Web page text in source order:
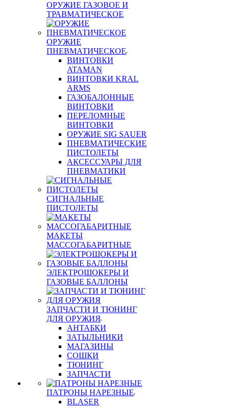
ОРУЖИЕ ГАЗОВОЕ И
ТРАВМАТИЧЕСКОЕ
ОРУЖИЕ
ПНЕВМАТИЧЕСКОЕ
ВИНТОВКИ
ATAMAN
ВИНТОВКИ KRAL
ARMS
ГАЗОБАЛОННЫЕ
ВИНТОВКИ
ПЕРЕЛОМНЫЕ
ВИНТОВКИ
ОРУЖИЕ SIG SAUER
ПНЕВМАТИЧЕСКИЕ
ПИСТОЛЕТЫ
АКСЕССУАРЫ ДЛЯ
ПНЕВМАТИКИ
СИГНАЛЬНЫЕ
ПИСТОЛЕТЫ
МАКЕТЫ
МАССОГАБАРИТНЫЕ
ЭЛЕКТРОШОКЕРЫ И
ГАЗОВЫЕ БАЛЛОНЫ
ЗАПЧАСТИ И ТЮНИНГ
ДЛЯ ОРУЖИЯ
АНТАБКИ
ЗАТЫЛЬНИКИ
МАГАЗИНЫ
СОШКИ
ТЮНИНГ
ЗАПЧАСТИ
ПАТРОНЫ НАРЕЗНЫЕ
BLASER